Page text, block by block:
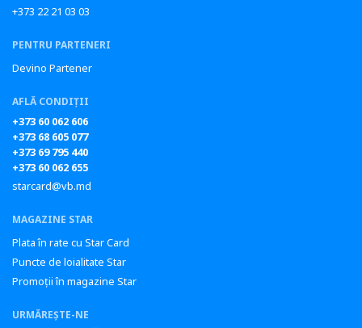
+373 22 21 03 03
PENTRU PARTENERI
Devino Partener
AFLĂ CONDIȚII
+373 60 062 606
+373 68 605 077
+373 69 795 440
+373 60 062 655
starcard@vb.md
MAGAZINE STAR
Plata în rate cu Star Card
Puncte de loialitate Star
Promoții în magazine Star
URMĂREȘTE-NE